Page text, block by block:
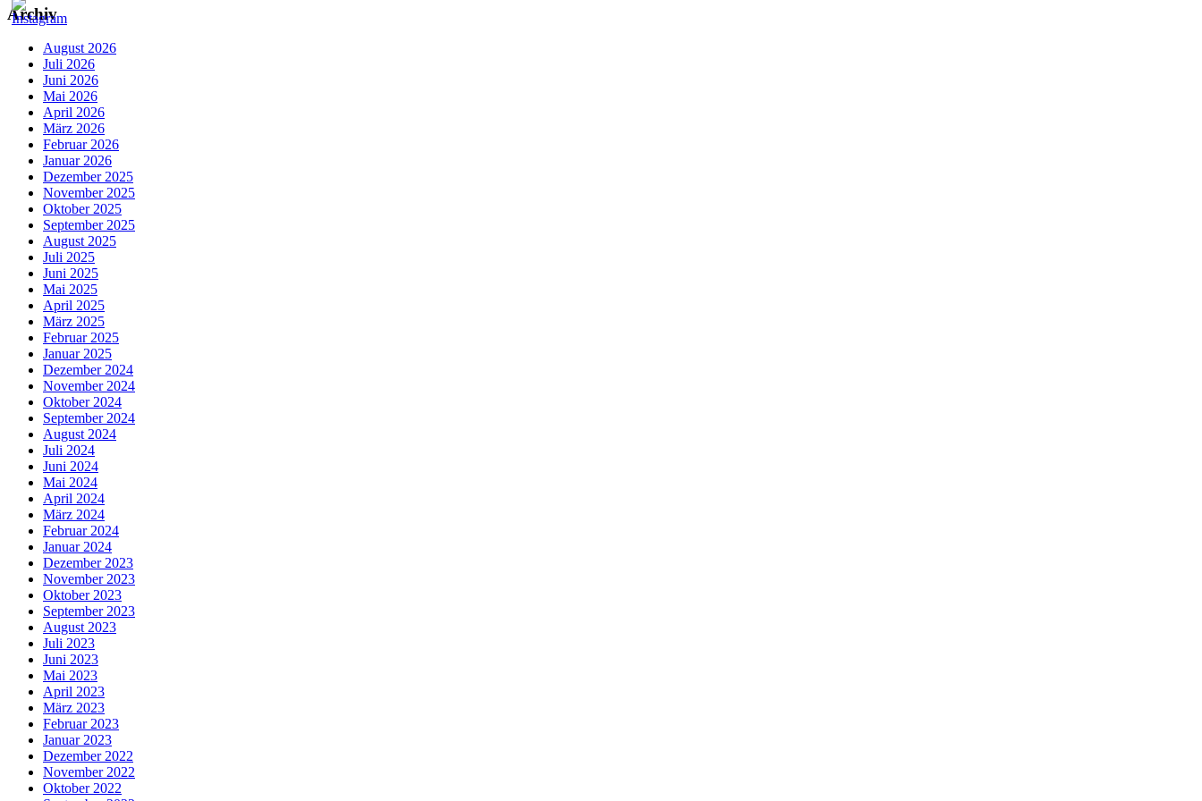
Archiv
August 2026
Juli 2026
Juni 2026
Mai 2026
April 2026
März 2026
Februar 2026
Januar 2026
Dezember 2025
November 2025
Oktober 2025
September 2025
August 2025
Juli 2025
Juni 2025
Mai 2025
April 2025
März 2025
Februar 2025
Januar 2025
Dezember 2024
November 2024
Oktober 2024
September 2024
August 2024
Juli 2024
Juni 2024
Mai 2024
April 2024
März 2024
Februar 2024
Januar 2024
Dezember 2023
November 2023
Oktober 2023
September 2023
August 2023
Juli 2023
Juni 2023
Mai 2023
April 2023
März 2023
Februar 2023
Januar 2023
Dezember 2022
November 2022
Oktober 2022